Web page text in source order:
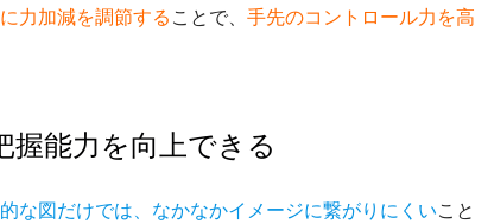
力加減を調節することで、 手先のコントロール力を高
能力を向上できる
な図だけでは、なかなかイメージに繋がりにくいこと